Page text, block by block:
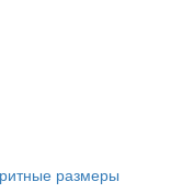
размеры